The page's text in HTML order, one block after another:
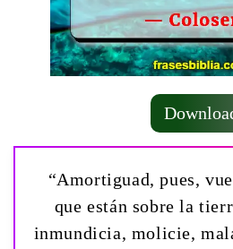
“Amortiguad, pues,
que están sobre la
inmundicia, molicie,